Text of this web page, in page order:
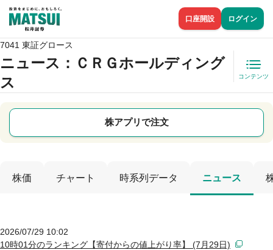
口座開設 ログイン
7041 東証グロース
ニュース ：ＣＲＧホールディング
ス
コンテンツ
株アプリで注文
株価 チャート 時系列データ ニュース
2026/07/29 10:02
10時01分のランキング【寄付からの値上がり率】 (7月29日)